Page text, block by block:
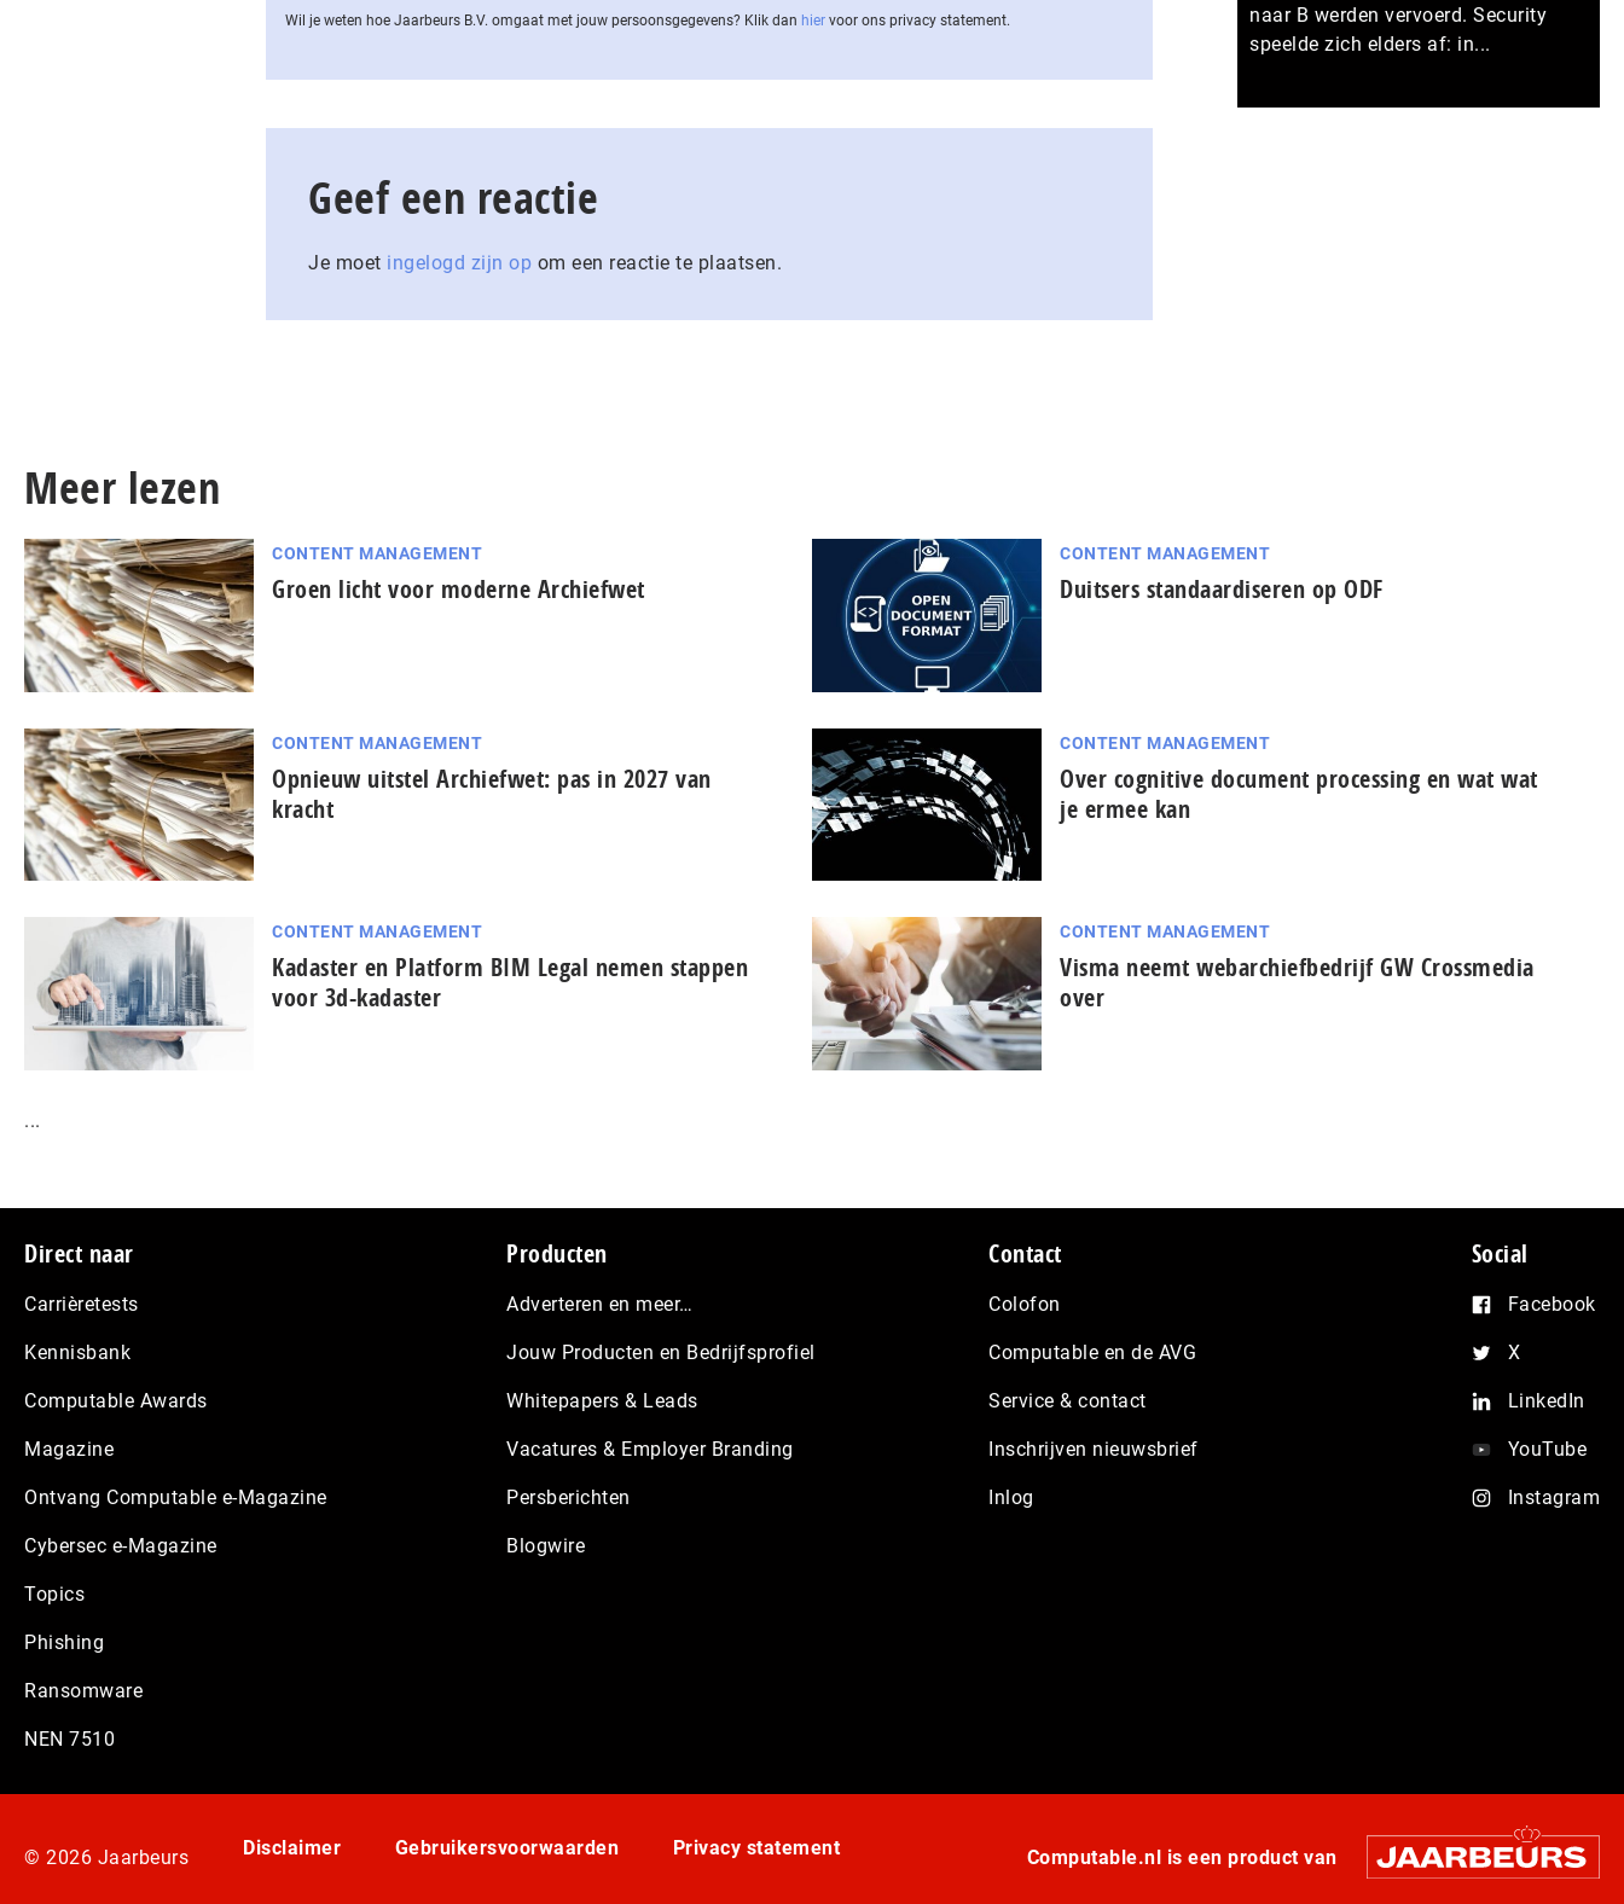
Wil je weten hoe Jaarbeurs B.V. omgaat met jouw per­soons­ge­ge­vens? Klik dan hier voor ons privacy statement.
Geef een reactie
Je moet ingelogd zijn op om een reactie te plaatsen.
naar B werden vervoerd. Security
speelde zich elders af: in...
Meer lezen
CONTENT MANAGEMENT
Groen licht voor moderne Archiefwet
CONTENT MANAGEMENT
Duitsers standaardiseren op ODF
CONTENT MANAGEMENT
Opnieuw uitstel Archiefwet: pas in 2027 van
kracht
CONTENT MANAGEMENT
Over cognitive document processing en wat wat
je ermee kan
CONTENT MANAGEMENT
Kadaster en Platform BIM Legal nemen stappen
voor 3d-kadaster
CONTENT MANAGEMENT
Visma neemt webarchiefbedrijf GW Crossmedia
over
...
Footer
Direct naar
Carrièretests
Kennisbank
Computable Awards
Magazine
Ontvang Computable e-Magazine
Cybersec e-Magazine
Topics
Phishing
Ransomware
NEN 7510
Producten
Adverteren en meer…
Jouw Producten en Bedrijfsprofiel
Whitepapers & Leads
Vacatures & Employer Branding
Persberichten
Blogwire
Contact
Colofon
Computable en de AVG
Service & contact
Inschrijven nieuwsbrief
Inlog
Social
Facebook
X
LinkedIn
YouTube
Instagram
© 2026 Jaarbeurs Disclaimer Gebruikersvoorwaarden Privacy statement Computable.nl is een product van